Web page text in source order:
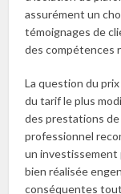
assurément un
témoignages de
des compétences
La question du
du tarif le plus
des prestations
professionnel
un investissement
bien réalisée
conséquentes